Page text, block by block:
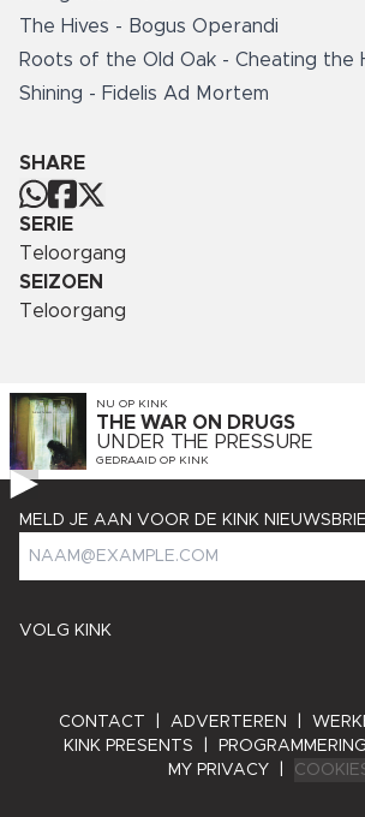
The Hives - Bogus Operandi
Roots of the Old Oak - Cheating the
Shining - Fidelis Ad Mortem
SHARE
SERIE
Teloorgang
SEIZOEN
Teloorgang
NU OP KINK
THE WAR ON DRUGS
UNDER THE PRESSURE
GEDRAAID OP KINK
VOLG KINK
MELD JE AAN VOOR DE KINK
CONTACT ADVERTEREN
KINK PRESENTS
PROGRAMMERING
MY PRIVACY